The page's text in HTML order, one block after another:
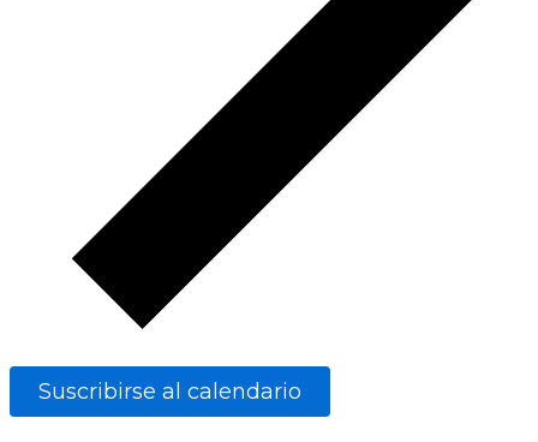
Suscribirse al calendario